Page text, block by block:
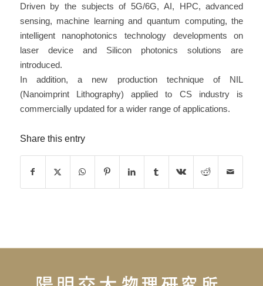
Driven by the subjects of 5G/6G, AI, HPC, advanced
sensing, machine learning and quantum computing, the
intelligent nanophotonics technology developments on
laser device and Silicon photonics solutions are
introduced.
In addition, a new production technique of NIL
(Nanoimprint Lithography) applied to CS industry is
commercially updated for a wider range of applications.
Share this entry